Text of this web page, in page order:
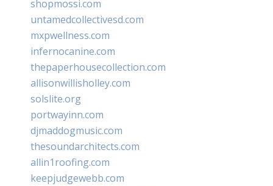
shopmossi.com
untamedcollectivesd.com
mxpwellness.com
infernocanine.com
thepaperhousecollection.com
allisonwillisholley.com
solslite.org
portwayinn.com
djmaddogmusic.com
thesoundarchitects.com
allin1roofing.com
keepjudgewebb.com